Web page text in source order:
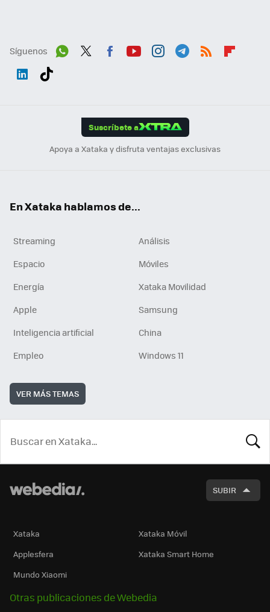
Síguenos
Suscríbete a
Apoya a Xataka y disfruta ventajas exclusivas
En Xataka hablamos de...
Streaming
Análisis
Espacio
Móviles
Energía
Xataka Movilidad
Apple
Samsung
Inteligencia artificial
China
Empleo
Windows 11
VER MÁS TEMAS
SUBIR
Xataka
Xataka Móvil
Applesfera
Xataka Smart Home
Mundo Xiaomi
Otras publicaciones de Webedia